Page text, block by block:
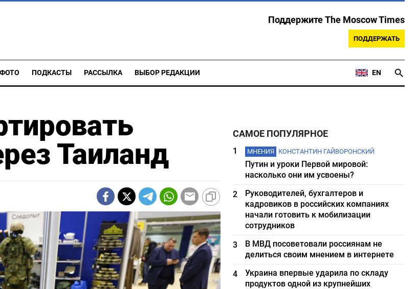
Поддержите The Moscow Times
ПОДДЕРЖАТЬ
ФОТО ПОДКАСТЫ РАССЫЛКА ВЫБОР РЕДАКЦИИ EN
Таиланд
САМОЕ ПОПУЛЯРНОЕ
1 МНЕНИЯ КОНСТАНТИН ГАЙВОРОНСКИЙ
Путин и уроки Первой мировой:
насколько они им усвоены?
2
Руководителей, бухгалтеров и
кадровиков в российских компаниях
начали готовить к мобилизации
сотрудников
3
В МВД посоветовали россиянам не
делиться своим мнением в интернете
4
Украина впервые ударила по складу
продуктов одной из крупнейших